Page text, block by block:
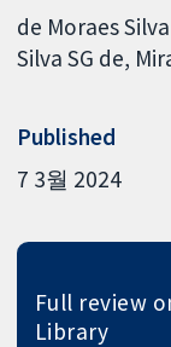
de Moraes
Silva SG de
Published
7 3월 2024
Full review
Library